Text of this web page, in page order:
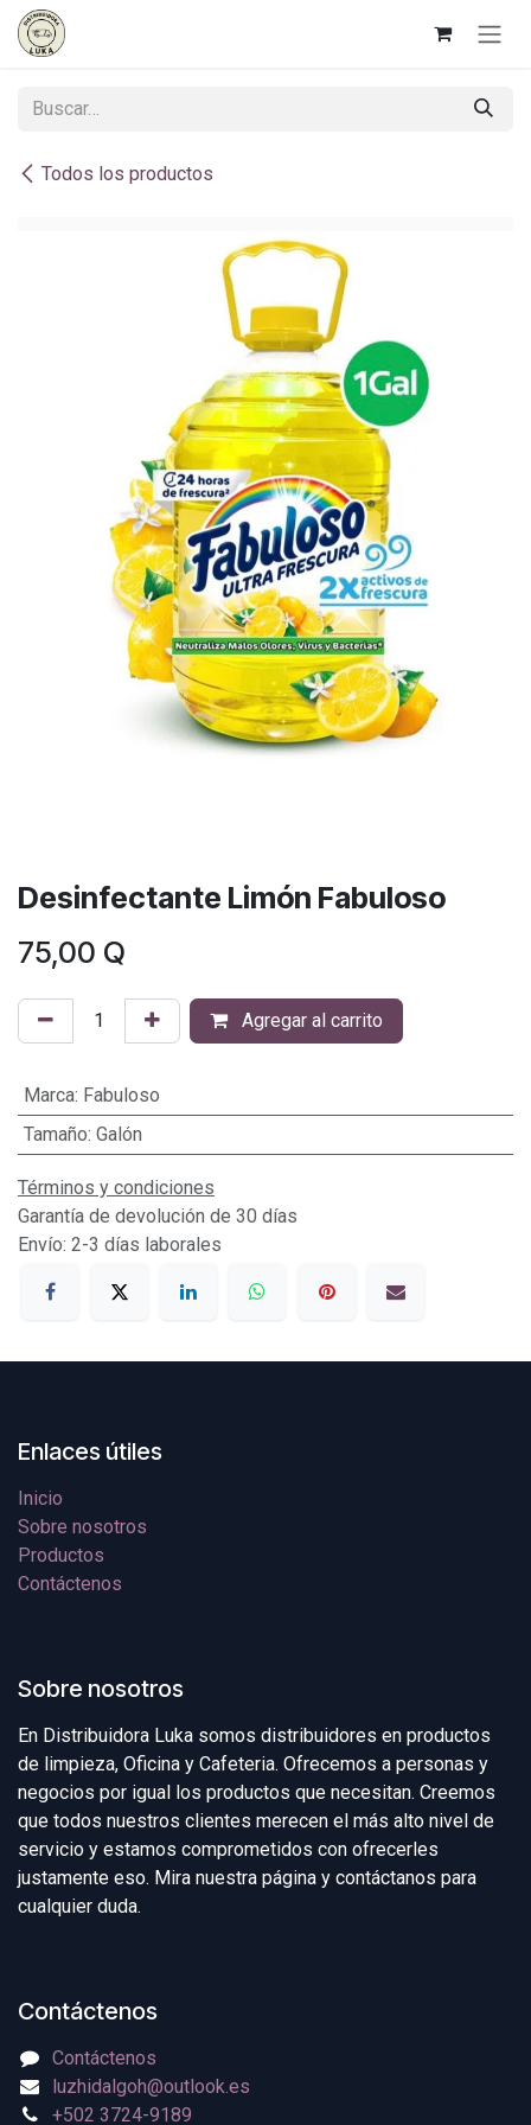
Ir al contenido
Todos los productos
Desinfectante Limón Fabuloso
75,00 Q
Agregar al carrito
Marca: Fabuloso
Tamaño: Galón
Términos y condiciones
Garantía de devolución de 30 días
Envío: 2-3 días laborales
Enlaces útiles
Inicio
Sobre nosotros
Productos
Contáctenos
Sobre nosotros
En Distribuidora Luka somos distribuidores en productos
de limpieza, Oficina y Cafeteria. Ofrecemos a personas y
negocios por igual los productos que necesitan. Creemos
que todos nuestros clientes merecen el más alto nivel de
servicio y estamos comprometidos con ofrecerles
justamente eso. Mira nuestra página y contáctanos para
cualquier duda.
Contáctenos
Contáctenos
luzhidalgoh@outlook.es
+502 3724-9189